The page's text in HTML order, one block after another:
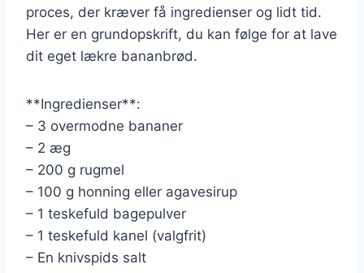
proces, der kræver få ingredienser og lidt tid.
Her er en grundopskrift, du kan følge for at lave
dit eget lækre bananbrød.
**Ingredienser**:
– 3 overmodne bananer
– 2 æg
– 200 g rugmel
– 100 g honning eller agavesirup
– 1 teskefuld bagepulver
– 1 teskefuld kanel (valgfrit)
– En knivspids salt